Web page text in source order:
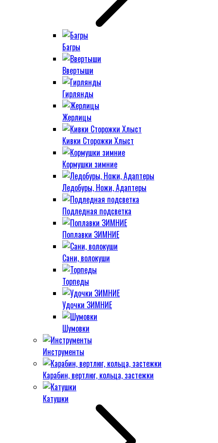
Багры
Ввертыши
Гирлянды
Жерлицы
Кивки Сторожки Хлыст
Кормушки зимние
Ледобуры, Ножи, Адаптеры
Подледная подсветка
Поплавки ЗИМНИЕ
Сани, волокуши
Торпеды
Удочки ЗИМНИЕ
Шумовки
Инструменты
Карабин, вертлюг, кольца, застежки
Катушки